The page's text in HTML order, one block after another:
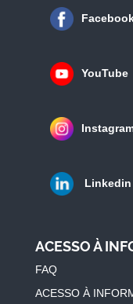
YouTube
Linkedin
ACESSO À
FAQ
ACESSO À